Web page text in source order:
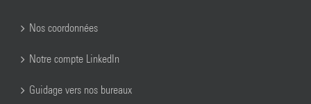
Nos coordonnées
Notre compte LinkedIn
Guidage vers nos bureaux